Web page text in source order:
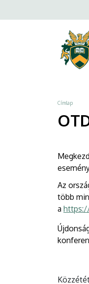
DEBRECENI
a
Morzsa
Címlap
Az
több
a